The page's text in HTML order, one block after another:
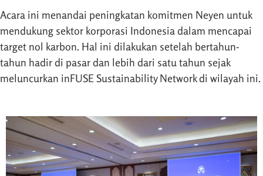
Acara ini menandai peningkatan komitmen Neyen untuk
mendukung sektor korporasi Indonesia dalam mencapai
target nol karbon. Hal ini dilakukan setelah bertahun-
tahun hadir di pasar dan lebih dari satu tahun sejak
meluncurkan inFUSE Sustainability Network di wilayah ini.